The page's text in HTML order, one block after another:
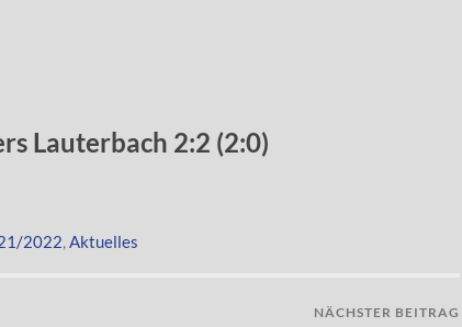
Lauterbach 2:2 (2:0)
2022,Aktuelles
NÄCHSTER BEITRAG